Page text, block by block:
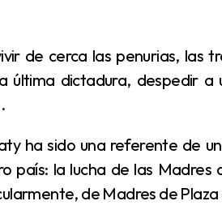
última dictadura, despedir a
país: la lucha de las Madres
de Madres de